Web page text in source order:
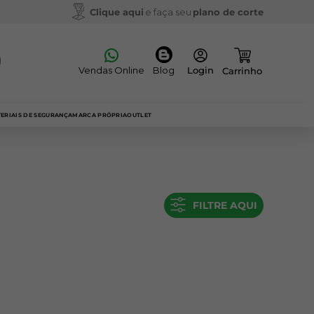
Clique aqui e faça seu plano de corte
Vendas Online Blog
DE SEGURANÇAMARCA PRÓPRIAOUTLET
FILTRE AQUI